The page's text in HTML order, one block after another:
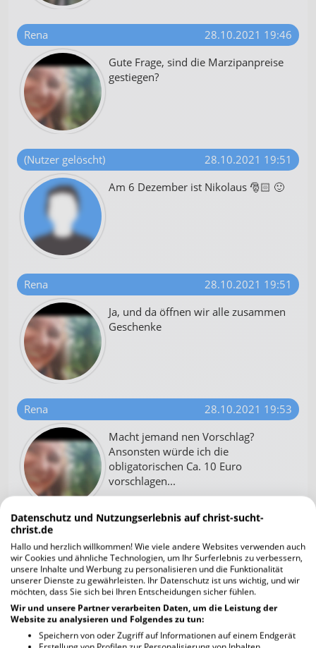
Rena
28.10.2021 19:46
Gute Frage, sind die Marzipanpreise
gestiegen?
(Nutzer gelöscht)
28.10.2021 19:51
Am 6 Dezember ist Nikolaus 🎅🏻 🙂
Rena
28.10.2021 19:51
Ja, und da öffnen wir alle zusammen
Geschenke
Rena
28.10.2021 19:53
Macht jemand nen Vorschlag?
Ansonsten würde ich die
obligatorischen Ca. 10 Euro
vorschlagen...
(Nutzer gelöscht)
Oder 1000€ 😅😁
Datenschutz und Nutzungserlebnis auf christ-sucht-
christ.de
Hallo und herzlich willkommen! Wie viele andere Websites verwenden auch
wir Cookies und ähnliche Technologien, um Ihr Surferlebnis zu verbessern,
unsere Inhalte und Werbung zu personalisieren und die Funktionalität
unserer Dienste zu gewährleisten. Ihr Datenschutz ist uns wichtig, und wir
möchten, dass Sie sich bei Ihren Entscheidungen sicher fühlen.
Wir und unsere Partner verarbeiten Daten, um die Leistung der
Website zu analysieren und Folgendes zu tun:
Speichern von oder Zugriff auf Informationen auf einem Endgerät